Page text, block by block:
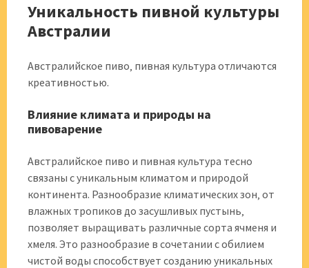
Уникальность пивной культуры
Австралии
Австралийское пиво‚ пивная культура отличаются
креативностью.
Влияние климата и природы на
пивоварение
Австралийское пиво и пивная культура тесно
связаны с уникальным климатом и природой
континента. Разнообразие климатических зон‚ от
влажных тропиков до засушливых пустынь‚
позволяет выращивать различные сорта ячменя и
хмеля. Это разнообразие в сочетании с обилием
чистой воды способствует созданию уникальных